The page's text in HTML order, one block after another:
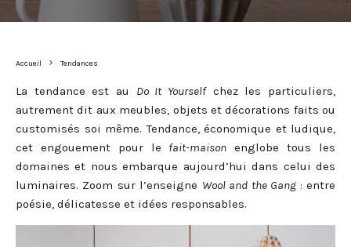
Accueil Tendances
La tendance est au Do It Yourselfchez les particuliers,
autrement dit aux meubles, objets et décorations faits ou
customisés soi même. Tendance, économique et ludique,
cet engouement pour le fait-maison englobe tous les
domaines et nous embarque aujourd’hui dans celui des
luminaires. Zoom sur l’enseigne Wool and the Gang : entre
poésie, délicatesse et idées responsables.